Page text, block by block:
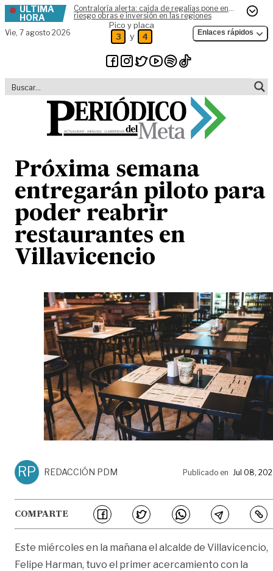
Skip to content
ÚLTIMA
HORA
Contraloría alerta: caída de regalías pone en
riesgo obras e inversión en las regiones
Vie, 7 agosto 2026
Pico y placa
3 y 4 Enlaces rápidos
Próxima semana
entregarán piloto para
poder reabrir
restaurantes en
Villavicencio
RP REDACCIÓN PDM Publicado en Jul 08,
COMPARTE
Este miércoles en la mañana el alcalde de Villavicencio,
Felipe Harman, tuvo el primer acercamiento con la